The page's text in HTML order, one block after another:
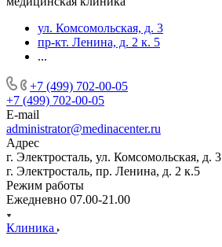
ул. Комсомольская, д. 3
пр-кт. Ленина, д. 2 к. 5
...
+7 (499) 702-00-05
+7 (499) 702-00-05
E-mail
administrator@medinacenter.ru
Адрес
г. Электросталь, ул. Комсомольская, д. 3
г. Электросталь, пр. Ленина, д. 2 к.5
Режим работы
Ежедневно 07.00-21.00
Клиника